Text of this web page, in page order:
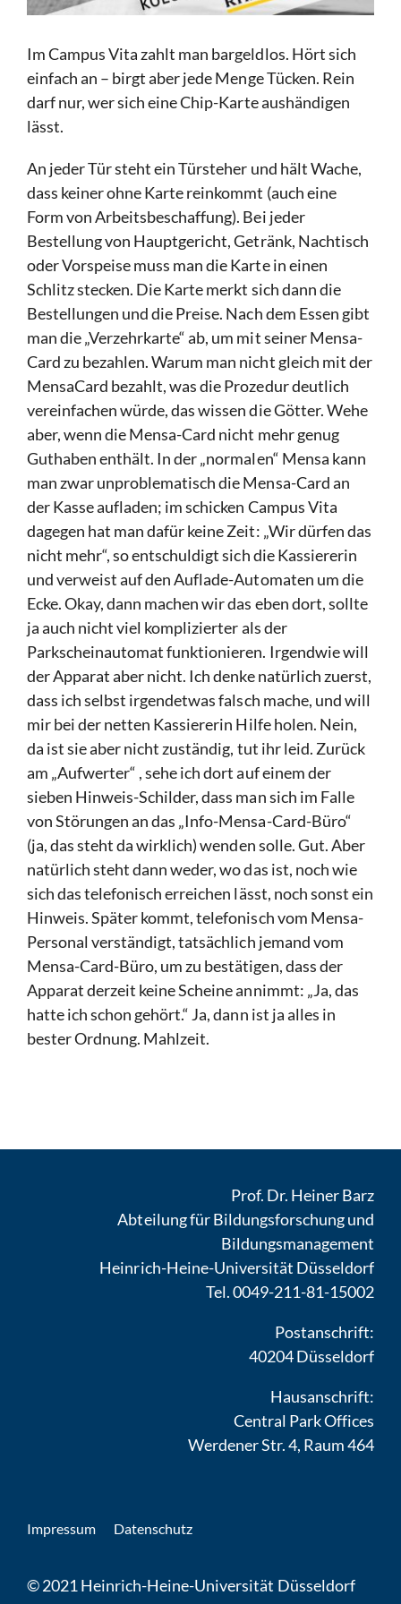
Im Campus Vita zahlt man bargeldlos. Hört sich
einfach an – birgt aber jede Menge Tücken. Rein
darf nur, wer sich eine Chip-Karte aushändigen
lässt.
An jeder Tür steht ein Türsteher und hält Wache,
dass keiner ohne Karte reinkommt (auch eine
Form von Arbeitsbeschaffung). Bei jeder
Bestellung von Hauptgericht, Getränk, Nachtisch
oder Vorspeise muss man die Karte in einen
Schlitz stecken. Die Karte merkt sich dann die
Bestellungen und die Preise. Nach dem Essen gibt
man die „Verzehrkarte“ ab, um mit seiner Mensa-
Card zu bezahlen. Warum man nicht gleich mit der
MensaCard bezahlt, was die Prozedur deutlich
vereinfachen würde, das wissen die Götter. Wehe
aber, wenn die Mensa-Card nicht mehr genug
Guthaben enthält. In der „normalen“ Mensa kann
man zwar unproblematisch die Mensa-Card an
der Kasse aufladen; im schicken Campus Vita
dagegen hat man dafür keine Zeit: „Wir dürfen das
nicht mehr“, so entschuldigt sich die Kassiererin
und verweist auf den Auflade-Automaten um die
Ecke. Okay, dann machen wir das eben dort, sollte
ja auch nicht viel komplizierter als der
Parkscheinautomat funktionieren. Irgendwie will
der Apparat aber nicht. Ich denke natürlich zuerst,
dass ich selbst irgendetwas falsch mache, und will
mir bei der netten Kassiererin Hilfe holen. Nein,
da ist sie aber nicht zuständig, tut ihr leid. Zurück
am „Aufwerter“ , sehe ich dort auf einem der
sieben Hinweis-Schilder, dass man sich im Falle
von Störungen an das „Info-Mensa-Card-Büro“
(ja, das steht da wirklich) wenden solle. Gut. Aber
natürlich steht dann weder, wo das ist, noch wie
sich das telefonisch erreichen lässt, noch sonst ein
Hinweis. Später kommt, telefonisch vom Mensa-
Personal verständigt, tatsächlich jemand vom
Mensa-Card-Büro, um zu bestätigen, dass der
Apparat derzeit keine Scheine annimmt: „Ja, das
hatte ich schon gehört.“ Ja, dann ist ja alles in
bester Ordnung. Mahlzeit.
Impressum Datenschutz
© 2021 Heinrich-Heine-Universität Düsseldorf
Prof. Dr. Heiner Barz
Abteilung für Bildungsforschung und
Bildungsmanagement
Heinrich-Heine-Universität Düsseldorf
Tel. 0049-211-81-15002
Postanschrift:
40204 Düsseldorf
Hausanschrift:
Central Park Offices
Werdener Str. 4, Raum 464